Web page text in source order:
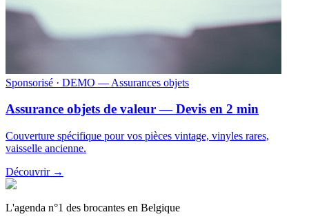
Sponsorisé · DEMO — Assurances objets
Assurance objets de valeur — Devis en 2 min
Couverture spécifique pour vos pièces vintage, vinyles rares,
vaisselle ancienne.
Découvrir →
L'agenda n°1 des brocantes en Belgique